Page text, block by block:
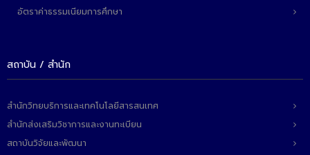
ศูนย์บริการ
- ศูนย์สิ่งแวดล้อม
สหกิจศึกษา
ข่าว
อัตราค่าธรรมเนียมการศึกษา
สถาบัน / สำนัก
สำนักวิทยบริการและเทคโนโลยีสารสนเทศ
สำนักส่งเสริมวิชาการและงานทะเบียน
สถาบันวิจัยและพัฒนา